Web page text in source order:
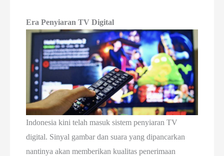
Era Penyiaran TV Digital
Indonesia kini telah masuk sistem penyiaran TV
digital. Sinyal gambar dan suara yang dipancarkan
nantinya akan memberikan kualitas penerimaan